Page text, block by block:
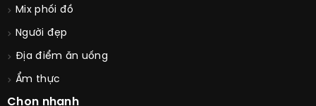
Mix phối đồ
Người đẹp
Địa điểm ăn uống
Ẩm thực
Chọn nhanh